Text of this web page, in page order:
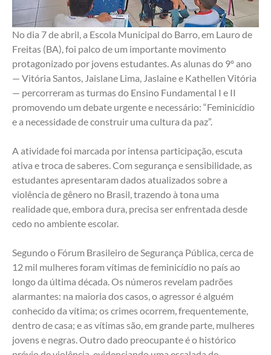
No dia 7 de abril, a Escola Municipal do Barro, em Lauro de
Freitas (BA), foi palco de um importante movimento
protagonizado por jovens estudantes. As alunas do 9º ano
— Vitória Santos, Jaislane Lima, Jaslaine e Kathellen Vitória
— percorreram as turmas do Ensino Fundamental I e II
promovendo um debate urgente e necessário: “Feminicídio
e a necessidade de construir uma cultura da paz”.
A atividade foi marcada por intensa participação, escuta
ativa e troca de saberes. Com segurança e sensibilidade, as
estudantes apresentaram dados atualizados sobre a
violência de gênero no Brasil, trazendo à tona uma
realidade que, embora dura, precisa ser enfrentada desde
cedo no ambiente escolar.
Segundo o Fórum Brasileiro de Segurança Pública, cerca de
12 mil mulheres foram vítimas de feminicídio no país ao
longo da última década. Os números revelam padrões
alarmantes: na maioria dos casos, o agressor é alguém
conhecido da vítima; os crimes ocorrem, frequentemente,
dentro de casa; e as vítimas são, em grande parte, mulheres
jovens e negras. Outro dado preocupante é o histórico